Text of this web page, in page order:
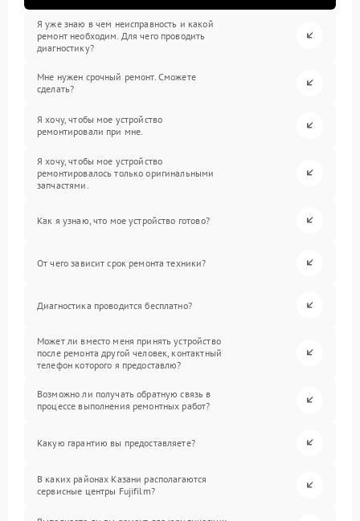
Я уже знаю в чем неисправность и какой
ремонт необходим. Для чего проводить
диагностику?
Мне нужен срочный ремонт. Сможете
сделать?
Я хочу, чтобы мое устройство
ремонтировали при мне.
Я хочу, чтобы мое устройство
ремонтировалось только оригинальными
запчастями.
Как я узнаю, что мое устройство готово?
От чего зависит срок ремонта техники?
Диагностика проводится бесплатно?
Может ли вместо меня принять устройство
после ремонта другой человек, контактный
телефон которого я предоставлю?
Возможно ли получать обратную связь в
процессе выполнения ремонтных работ?
Какую гарантию вы предоставляете?
В каких районах Казани располагаются
сервисные центры Fujifilm?